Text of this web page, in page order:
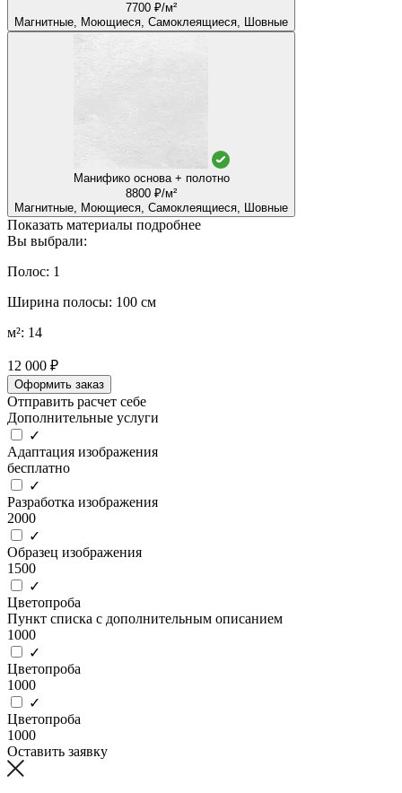
7700 ₽/м²
Магнитные, Моющиеся, Самоклеящиеся, Шовные
Манифико основа + полотно
8800 ₽/м²
Магнитные, Моющиеся, Самоклеящиеся, Шовные
Показать материалы подробнее
Вы выбрали:
Полос: 1
Ширина полосы: 100 см
м²: 14
12 000 ₽
Оформить заказ
Отправить расчет себе
Дополнительные услуги
✓
Адаптация изображения
бесплатно
✓
Разработка изображения
2000
✓
Образец изображения
1500
✓
Цветопроба
Пункт списка с дополнительным описанием
1000
✓
Цветопроба
1000
✓
Цветопроба
1000
Оставить заявку